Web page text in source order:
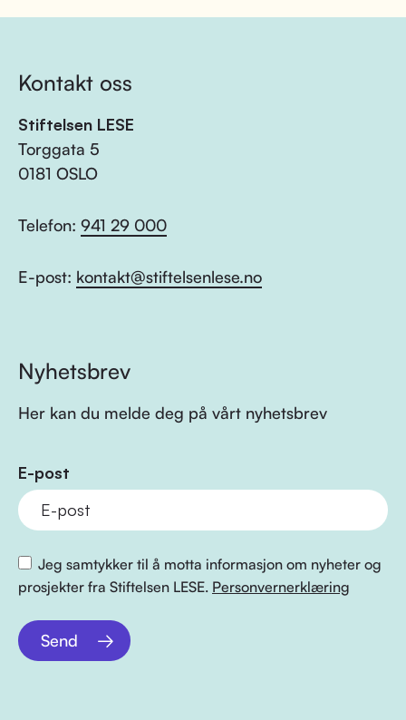
Kontakt oss
Stiftelsen LESE
Torggata 5
0181 OSLO
Telefon: 941 29 000
E-post: kontakt@stiftelsenlese.no
Nyhetsbrev
Her kan du melde deg på vårt nyhetsbrev
E-post
Jeg samtykker til å motta informasjon om nyheter og
prosjekter fra Stiftelsen LESE. Personvernerklæring
Send